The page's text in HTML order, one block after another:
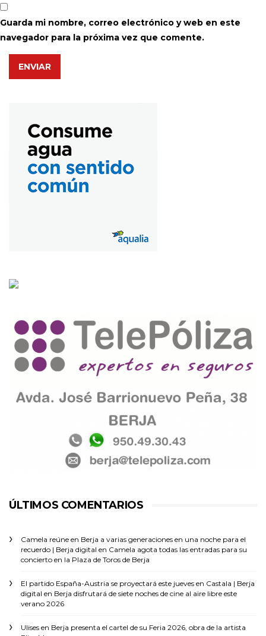
Guarda mi nombre, correo electrónico y web en este
navegador para la próxima vez que comente.
ENVIAR
ÚLTIMOS COMENTARIOS
Camela reúne en Berja a varias generaciones en una noche para el
recuerdo | Berja digital en Camela agota todas las entradas para su
concierto en la Plaza de Toros de Berja
El partido España-Austria se proyectará este jueves en Castala | Berja
digital en Berja disfrutará de siete noches de cine al aire libre este
verano 2026
Ulises en Berja presenta el cartel de su Feria 2026, obra de la artista